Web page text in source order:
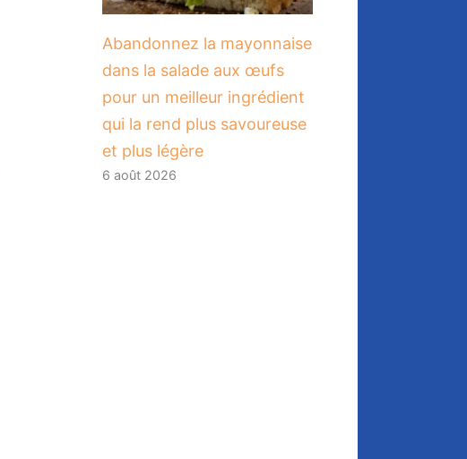
Abandonnez la mayonnaise
dans la salade aux œufs
pour un meilleur ingrédient
qui la rend plus savoureuse
et plus légère
6 août 2026